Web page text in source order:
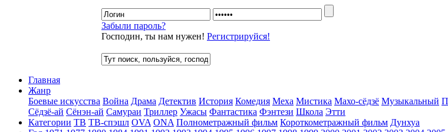
Забыли пароль?
Господин, ты нам нужен! Регистрируйся!
Главная
Жанр
Боевые искусства Война Драма Детектив История Комедия Меха Мистика Махо-сёдзё Музыкальный
Сёдзё-ай Сёнэн-ай Самураи Триллер Ужасы Фантастика Фэнтези Школа Этти
Категории ТВ ТВ-спэшл OVA ONA Полнометражный фильм Короткометражный фильм Дунхуа